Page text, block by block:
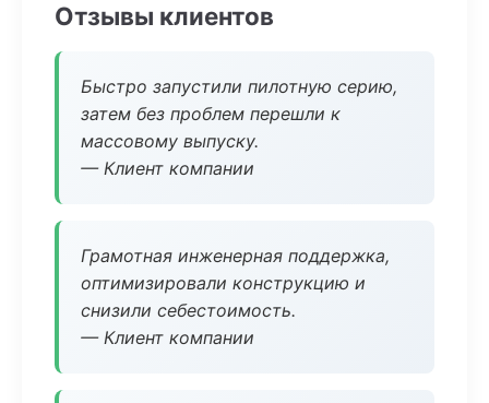
Отзывы клиентов
Быстро запустили пилотную серию,
затем без проблем перешли к
массовому выпуску.
— Клиент компании
Грамотная инженерная поддержка,
оптимизировали конструкцию и
снизили себестоимость.
— Клиент компании